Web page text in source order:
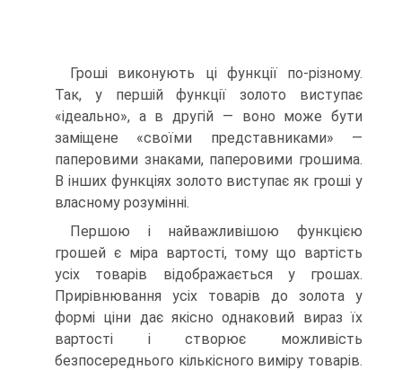
Гроші виконують ці функції по-різному.
Так, у першій функції золото виступає
«ідеально», а в другій — воно може бути
заміщене «своїми представниками» —
паперовими знаками, паперовими грошима.
В інших функціях золото виступає як гроші у
власному розумінні.
Першою і найважливішою функцією
грошей є міра вартості, тому що вартість
усіх товарів відображається у грошах.
Прирівнювання усіх товарів до золота у
формі ціни дає якісно однаковий вираз їх
вартості і створює можливість
безпосереднього кількісного виміру товарів.